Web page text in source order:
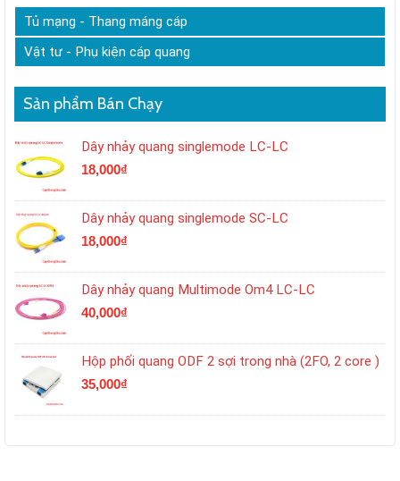
Tủ mạng - Thang máng cáp
Vật tư - Phụ kiện cáp quang
Sản phẩm Bán Chạy
Dây nhảy quang singlemode LC-LC
18,000₫
Dây nhảy quang singlemode SC-LC
18,000₫
Dây nhảy quang Multimode Om4 LC-LC
40,000₫
Hộp phối quang ODF 2 sợi trong nhà (2FO, 2 core )
35,000₫